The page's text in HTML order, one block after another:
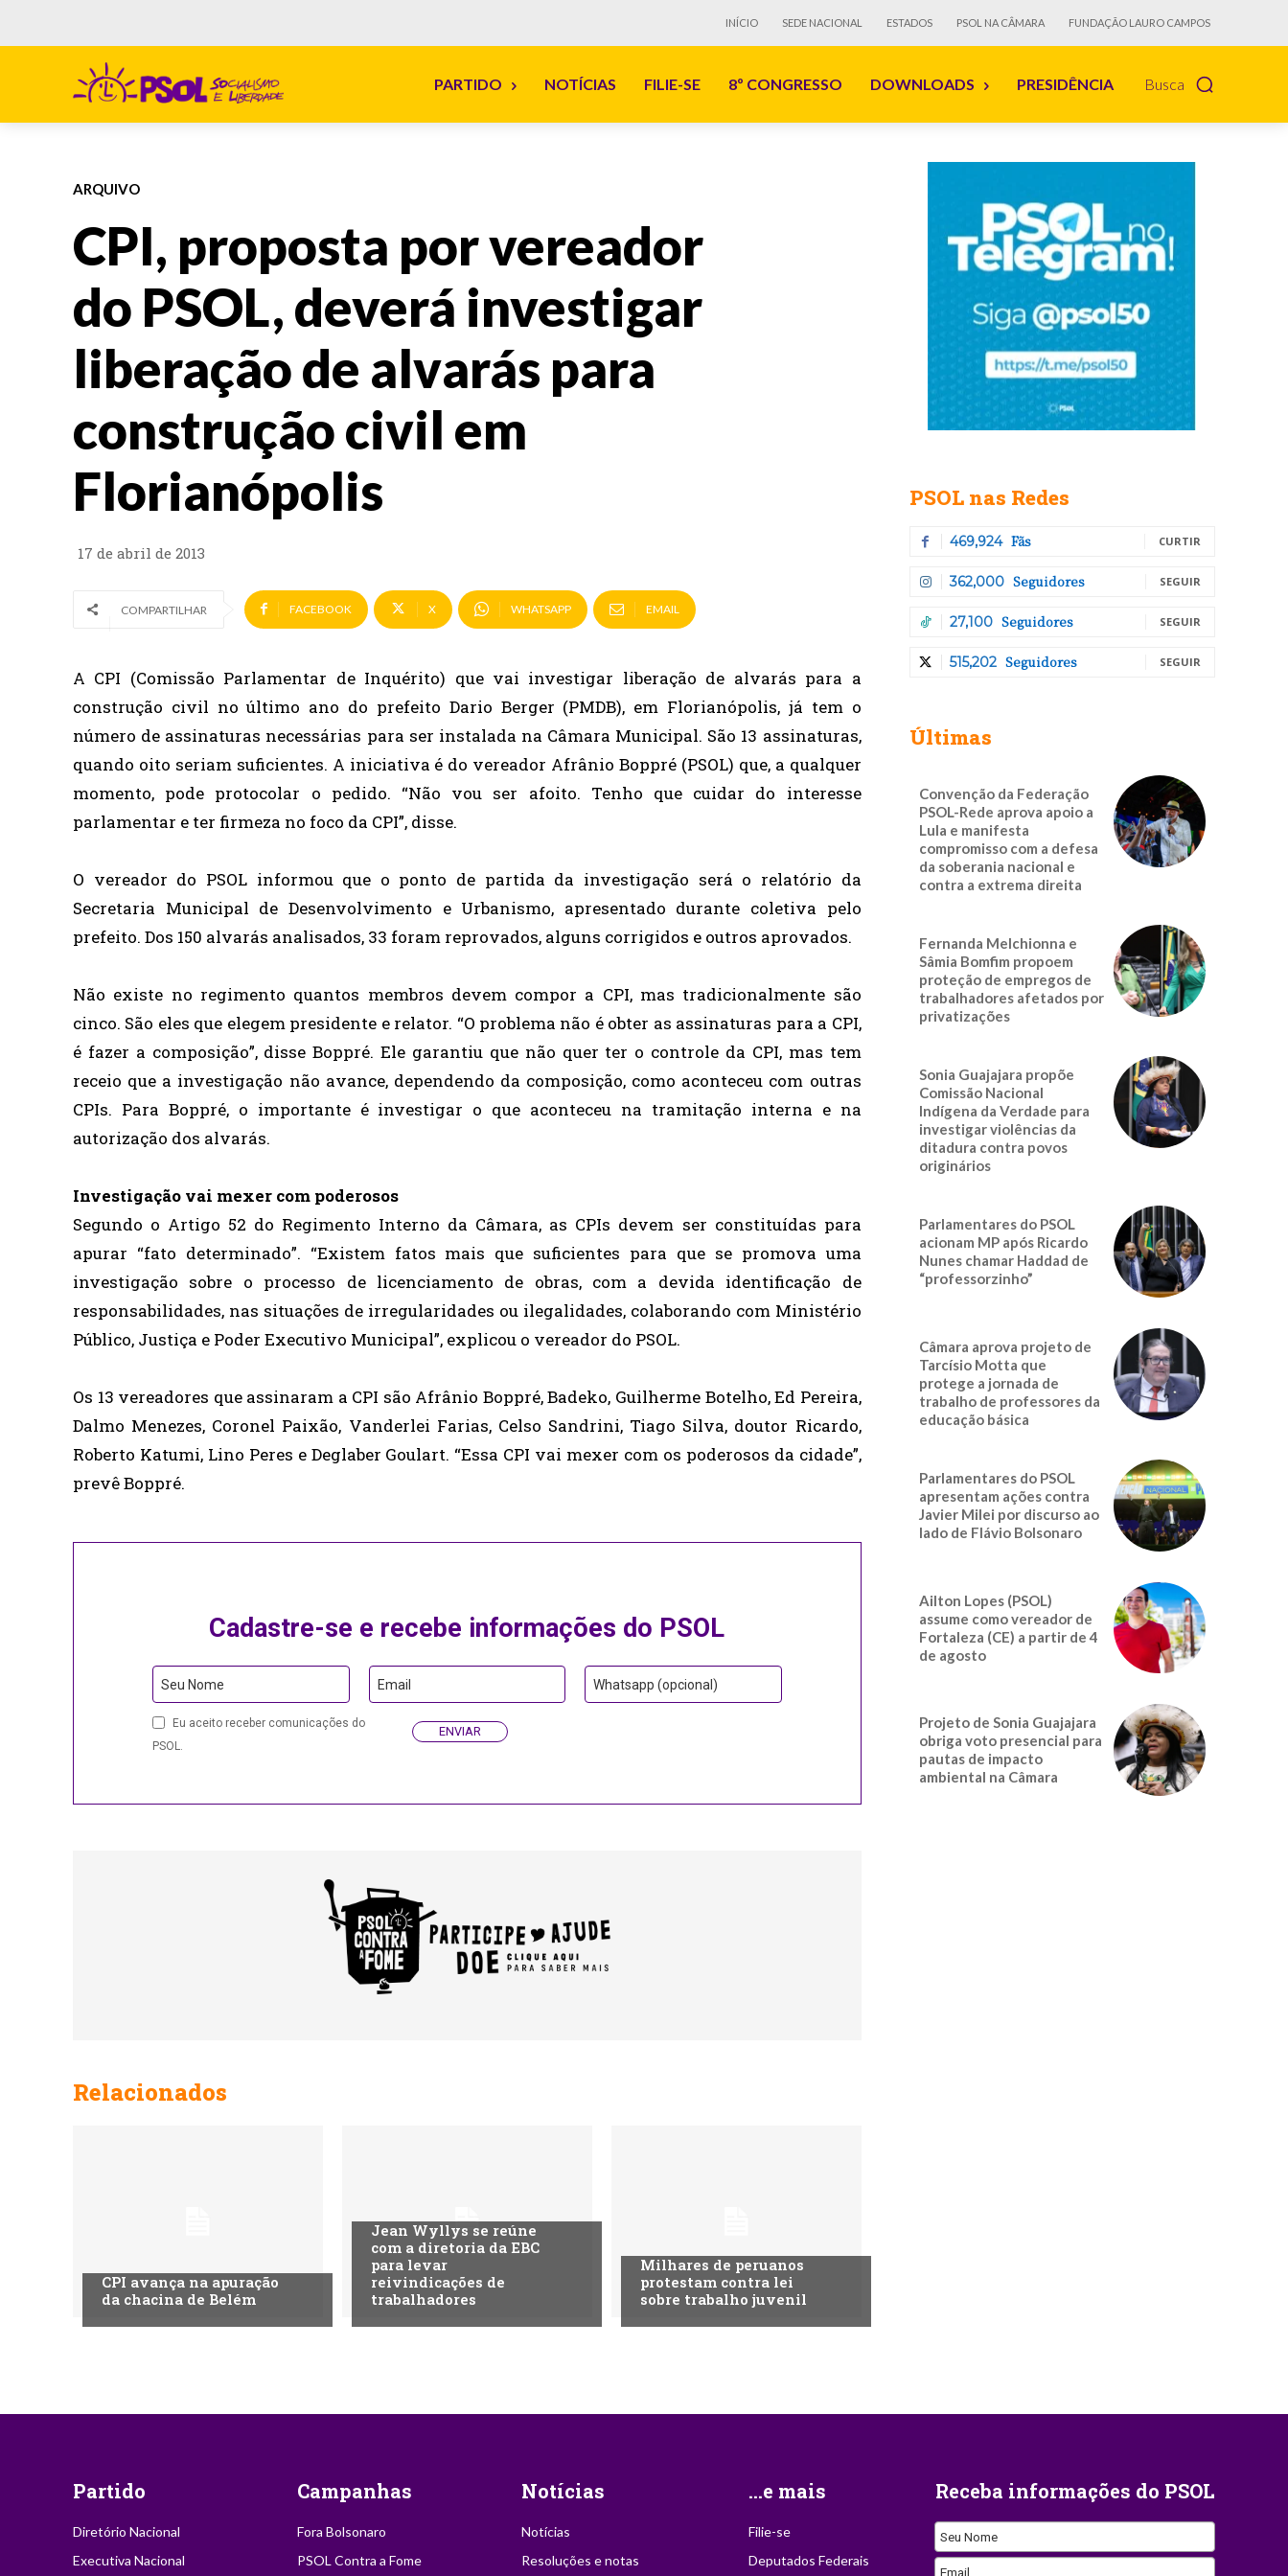
INÍCIO SEDE NACIONAL ESTADOS PSOL NA CÂMARA FUNDAÇÃO LAURO CAMPOS
Busca
PARTIDO NOTÍCIAS FILIE-SE 8º CONGRESSO DOWNLOADS PRESIDÊNCIA
ARQUIVO
CPI, proposta por vereador
do PSOL, deverá investigar
liberação de alvarás para
construção civil em
Florianópolis
17 de abril de 2013
COMPARTILHAR FACEBOOK X WHATSAPP EMAIL
A CPI (Comissão Parlamentar de Inquérito) que vai investigar liberação de alvarás para a
construção civil no último ano do prefeito Dario Berger (PMDB), em Florianópolis, já tem o
número de assinaturas necessárias para ser instalada na Câmara Municipal. São 13 assinaturas,
quando oito seriam suficientes. A iniciativa é do vereador Afrânio Boppré (PSOL) que, a qualquer
momento, pode protocolar o pedido. “Não vou ser afoito. Tenho que cuidar do interesse
parlamentar e ter firmeza no foco da CPI”, disse.
O vereador do PSOL informou que o ponto de partida da investigação será o relatório da
Secretaria Municipal de Desenvolvimento e Urbanismo, apresentado durante coletiva pelo
prefeito. Dos 150 alvarás analisados, 33 foram reprovados, alguns corrigidos e outros aprovados.
Não existe no regimento quantos membros devem compor a CPI, mas tradicionalmente são
cinco. São eles que elegem presidente e relator. “O problema não é obter as assinaturas para a CPI,
é fazer a composição”, disse Boppré. Ele garantiu que não quer ter o controle da CPI, mas tem
receio que a investigação não avance, dependendo da composição, como aconteceu com outras
CPIs. Para Boppré, o importante é investigar o que aconteceu na tramitação interna e na
autorização dos alvarás.
Investigação vai mexer com poderosos
Segundo o Artigo 52 do Regimento Interno da Câmara, as CPIs devem ser constituídas para
apurar “fato determinado”. “Existem fatos mais que suficientes para que se promova uma
investigação sobre o processo de licenciamento de obras, com a devida identificação de
responsabilidades, nas situações de irregularidades ou ilegalidades, colaborando com Ministério
Público, Justiça e Poder Executivo Municipal”, explicou o vereador do PSOL.
Os 13 vereadores que assinaram a CPI são Afrânio Boppré, Badeko, Guilherme Botelho, Ed Pereira,
Dalmo Menezes, Coronel Paixão, Vanderlei Farias, Celso Sandrini, Tiago Silva, doutor Ricardo,
Roberto Katumi, Lino Peres e Deglaber Goulart. “Essa CPI vai mexer com os poderosos da cidade”,
prevê Boppré.
Cadastre-se e recebe informações do PSOL
Seu Nome Email Whatsapp (opcional)
Business
Email
Eu aceito receber comunicações do
PSOL.
ENVIAR
Relacionados
CPI avança na apuração
da chacina de Belém
Jean Wyllys se reúne
com a diretoria da EBC
para levar
reivindicações de
trabalhadores
Milhares de peruanos
protestam contra lei
sobre trabalho juvenil
PSOL nas Redes
469,924 Fãs CURTIR
362,000 Seguidores SEGUIR
27,100 Seguidores SEGUIR
515,202 Seguidores SEGUIR
Últimas
Convenção da Federação
PSOL-Rede aprova apoio a
Lula e manifesta
compromisso com a defesa
da soberania nacional e
contra a extrema direita
Fernanda Melchionna e
Sâmia Bomfim propoem
proteção de empregos de
trabalhadores afetados por
privatizações
Sonia Guajajara propõe
Comissão Nacional
Indígena da Verdade para
investigar violências da
ditadura contra povos
originários
Parlamentares do PSOL
acionam MP após Ricardo
Nunes chamar Haddad de
“professorzinho”
Câmara aprova projeto de
Tarcísio Motta que
protege a jornada de
trabalho de professores da
educação básica
Parlamentares do PSOL
apresentam ações contra
Javier Milei por discurso ao
lado de Flávio Bolsonaro
Ailton Lopes (PSOL)
assume como vereador de
Fortaleza (CE) a partir de 4
de agosto
Projeto de Sonia Guajajara
obriga voto presencial para
pautas de impacto
ambiental na Câmara
Partido
Diretório Nacional
Executiva Nacional
Campanhas
Fora Bolsonaro
PSOL Contra a Fome
Notícias
Notícias
Resoluções e notas
...e mais
Filie-se
Deputados Federais
Receba informações do PSOL
Seu Nome
Email